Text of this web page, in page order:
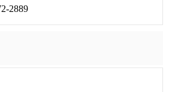
2889